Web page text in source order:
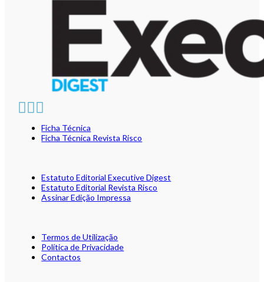
Ficha Técnica
Ficha Técnica Revista Risco
Estatuto Editorial Executive Digest
Estatuto Editorial Revista Risco
Assinar Edição Impressa
Termos de Utilização
Política de Privacidade
Contactos